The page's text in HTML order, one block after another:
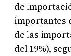
de
importantes
de las
del 19%),